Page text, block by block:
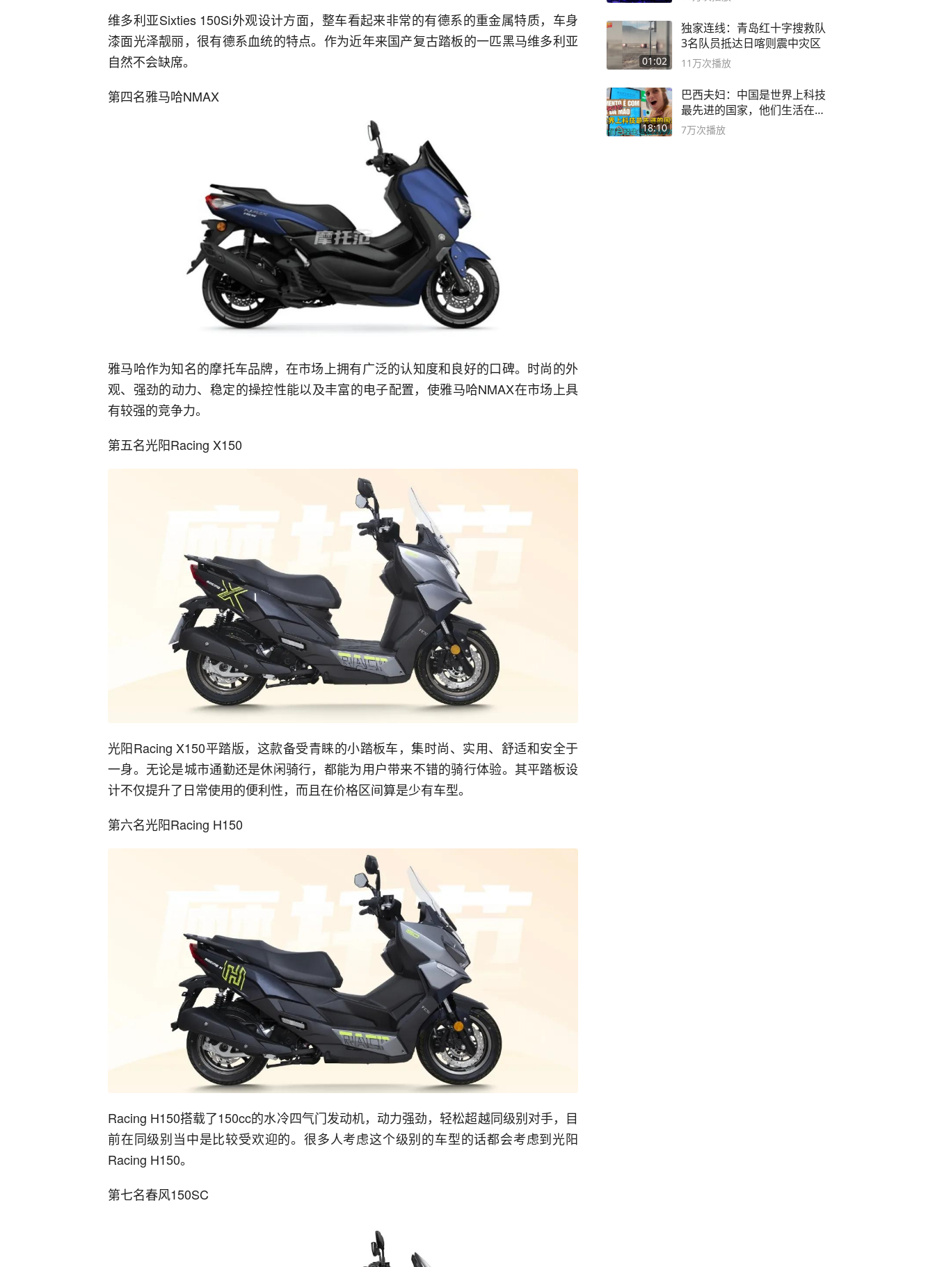
维多利亚Sixties 150Si外观设计方面，整车看起来非常的有德系的重金属特质，车身
漆面光泽靓丽，很有德系血统的特点。作为近年来国产复古踏板的一匹黑马维多利亚
自然不会缺席。
第四名雅马哈NMAX
雅马哈作为知名的摩托车品牌，在市场上拥有广泛的认知度和良好的口碑。时尚的外
观、强劲的动力、稳定的操控性能以及丰富的电子配置，使雅马哈NMAX在市场上具
有较强的竞争力。
第五名光阳Racing X150
光阳Racing X150平踏版，这款备受青睐的小踏板车，集时尚、实用、舒适和安全于
一身。无论是城市通勤还是休闲骑行，都能为用户带来不错的骑行体验。其平踏板设
计不仅提升了日常使用的便利性，而且在价格区间算是少有车型。
第六名光阳Racing H150
Racing H150搭载了150cc的水冷四气门发动机，动力强劲，轻松超越同级别对手，目
前在同级别当中是比较受欢迎的。很多人考虑这个级别的车型的话都会考虑到光阳
Racing H150。
第七名春风150SC
01:02
独家连线：青岛红十字搜救队
3名队员抵达日喀则震中灾区
11万次播放
18:10
巴西夫妇：中国是世界上科技
最先进的国家，他们生活在
2999年
7万次播放